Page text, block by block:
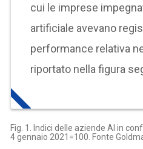
cui le imprese
artificiale avevano
performance relativa
riportato nella figura
Fig. 1. Indici delle aziende AI in
4 gennaio 2021=100. Fonte